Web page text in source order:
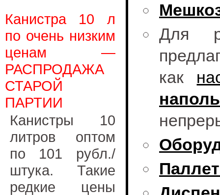
Канистра 10 л
по очень низким
ценам —
РАСПРОДАЖА
СТАРОЙ
ПАРТИИ
Канистры 10
литров оптом
по 101 рубл./
штука. Такие
редкие цены
Для
как